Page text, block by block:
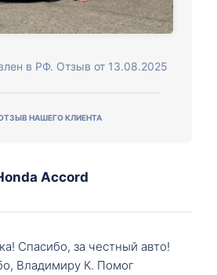
в РФ. Отзыв от 13.08.2025
НАШЕГО КЛИЕНТА
Accord
Спасибо, за честный авто!
Владимиру К. Помог